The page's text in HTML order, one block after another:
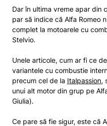
Dar în ultima vreme apar din
par să indice că Alfa Romeo
complet la motoarele cu
Stelvio.
Unele articole, cum ar fi ce
variantele cu combustie
precum cel de la Italpassion,
unui alt motor din grup pe
Giulia).
Ce pare să fie sigur, este că